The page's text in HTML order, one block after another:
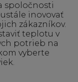
spoločnosti
inovovať
zákazníkov.
teplotu v
potrieb na
vyberte